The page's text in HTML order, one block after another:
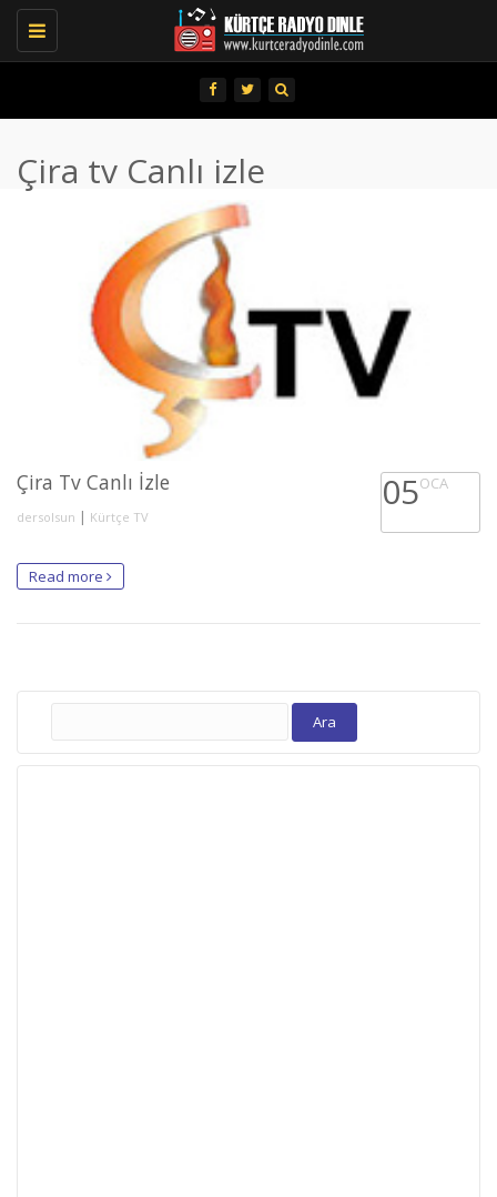
Toggle
navigation
Çira tv Canlı izle
Çira Tv Canlı İzle
dersolsun | Kürtçe TV
05OCA
Read more
Arama: